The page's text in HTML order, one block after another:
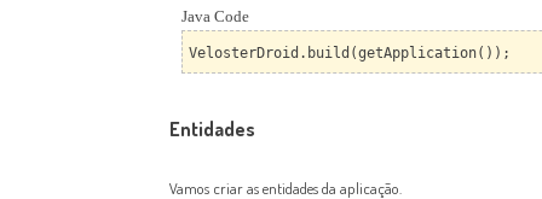
Java Code
VelosterDroid.build(getApplication());
Entidades
Vamos criar as entidades da aplicação.